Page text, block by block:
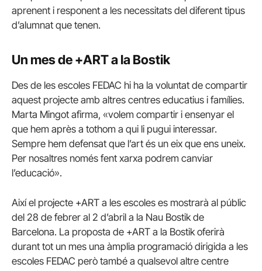
aprenent i responent a les necessitats del diferent tipus
d’alumnat que tenen.
Un mes de +ART a la Bostik
Des de les escoles FEDAC hi ha la voluntat de compartir
aquest projecte amb altres centres educatius i famílies.
Marta Mingot afirma, «volem compartir i ensenyar el
que hem après a tothom a qui li pugui interessar.
Sempre hem defensat que l’art és un eix que ens uneix.
Per nosaltres només fent xarxa podrem canviar
l’educació».
Així el projecte +ART a les escoles es mostrarà al públic
del 28 de febrer al 2 d’abril a la Nau Bostikde
Barcelona. La proposta de +ART a la Bostikoferirà
durant tot un mes una àmplia programació dirigida a les
escoles FEDAC però també a qualsevol altre centre